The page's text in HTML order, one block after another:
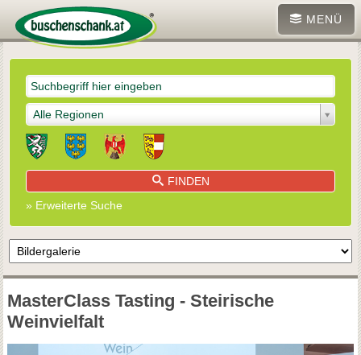
MENÜ
Alle Regionen
FINDEN
» Erweiterte Suche
MasterClass Tasting - Steirische
Weinvielfalt